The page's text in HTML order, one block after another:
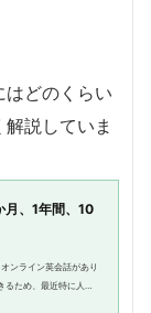
はどのくらい
説していま
月、1年間、10
ンライン英会話があり
ため、最近特に人気